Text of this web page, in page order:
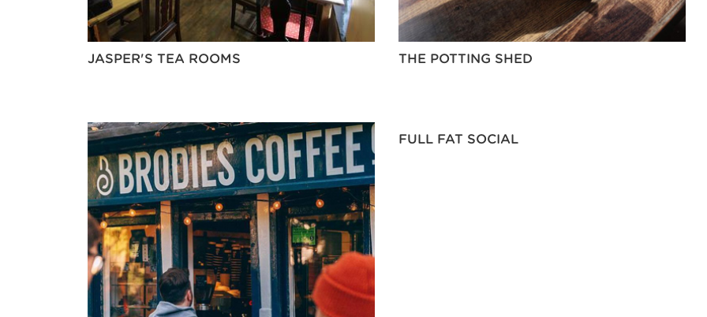
JASPER'S TEA ROOMS THE POTTING SHED
FULL FAT SOCIAL